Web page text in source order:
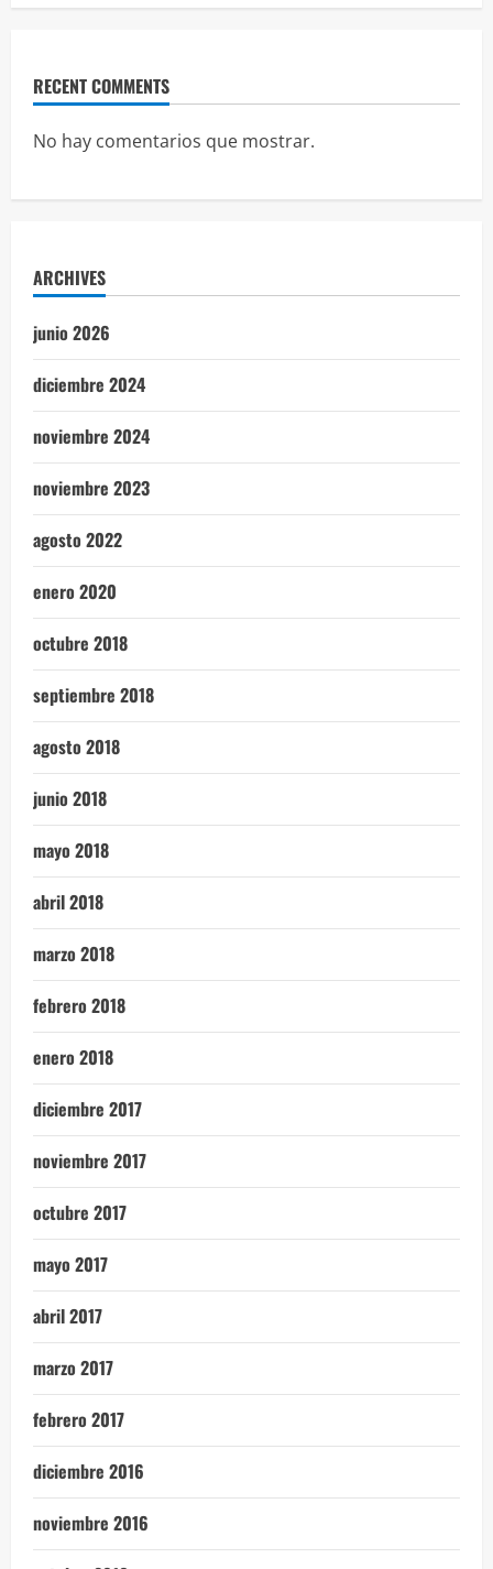
RECENT COMMENTS
No hay comentarios que mostrar.
ARCHIVES
junio 2026
diciembre 2024
noviembre 2024
noviembre 2023
agosto 2022
enero 2020
octubre 2018
septiembre 2018
agosto 2018
junio 2018
mayo 2018
abril 2018
marzo 2018
febrero 2018
enero 2018
diciembre 2017
noviembre 2017
octubre 2017
mayo 2017
abril 2017
marzo 2017
febrero 2017
diciembre 2016
noviembre 2016